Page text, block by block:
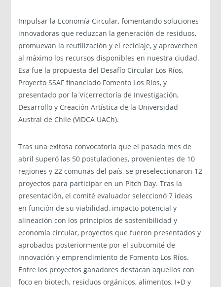
Impulsar la Economía Circular, fomentando soluciones
innovadoras que reduzcan la generación de residuos,
promuevan la reutilización y el reciclaje, y aprovechen
al máximo los recursos disponibles en nuestra ciudad.
Esa fue la propuesta del Desafío Circular Los Ríos,
Proyecto SSAF financiado Fomento Los Ríos, y
presentado por la Vicerrectoría de Investigación,
Desarrollo y Creación Artística de la Universidad
Austral de Chile (VIDCA UACh).
Tras una exitosa convocatoria que el pasado mes de
abril superó las 50 postulaciones, provenientes de 10
regiones y 22 comunas del país, se preseleccionaron 12
proyectos para participar en un Pitch Day. Tras la
presentación, el comité evaluador seleccionó 7 ideas
en función de su viabilidad, impacto potencial y
alineación con los principios de sostenibilidad y
economía circular, proyectos que fueron presentados y
aprobados posteriormente por el subcomité de
innovación y emprendimiento de Fomento Los Ríos.
Entre los proyectos ganadores destacan aquellos con
foco en biotech, residuos orgánicos, alimentos, I+D y